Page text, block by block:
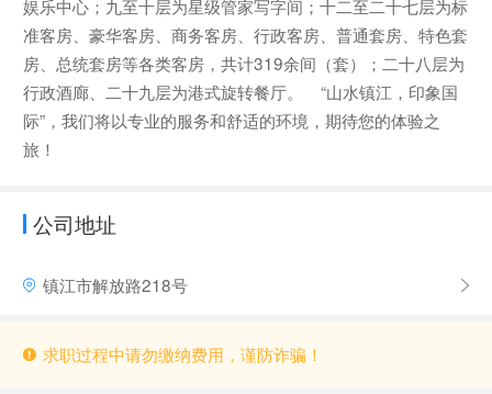
娱乐中心；九至十层为星级管家写字间；十二至二十七层为标
准客房、豪华客房、商务客房、行政客房、普通套房、特色套
房、总统套房等各类客房，共计319余间（套）；二十八层为
行政酒廊、二十九层为港式旋转餐厅。 “山水镇江，印象国
际”，我们将以专业的服务和舒适的环境，期待您的体验之
旅！
公司地址
镇江市解放路218号
求职过程中请勿缴纳费用，谨防诈骗！